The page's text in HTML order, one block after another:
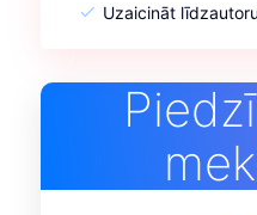
Uzaicināt